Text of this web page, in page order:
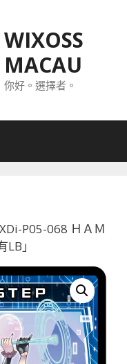
WIXOSS
MACAU
你好。選擇者。
P05-068 ＨＡＭ
」